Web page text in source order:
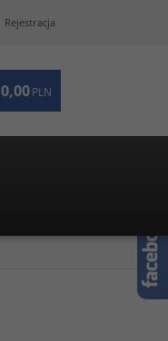
Rejestracja
0,00PLN